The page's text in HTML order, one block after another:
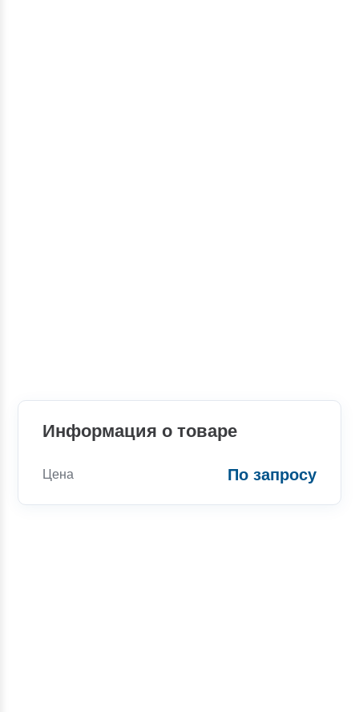
Информация о товаре
Цена По запросу